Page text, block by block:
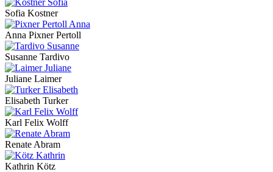
Sofia Kostner
Anna Pixner Pertoll
Susanne Tardivo
Juliane Laimer
Elisabeth Turker
Karl Felix Wolff
Renate Abram
Kathrin Kötz